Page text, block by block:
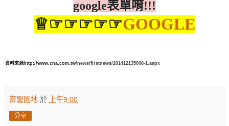
google表單唷!!!
♕☞☞☞☞☞GOOGLE
資料來源http://www.cna.com.tw/news/firstnews/201412135008-1.aspx
育聖園地 於 上午9:00
分享